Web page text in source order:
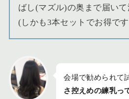
ばし(マズル)の奥まで届いて
(しかも3本セットでお得で
会場で勧められて
さ控えめの練乳っ